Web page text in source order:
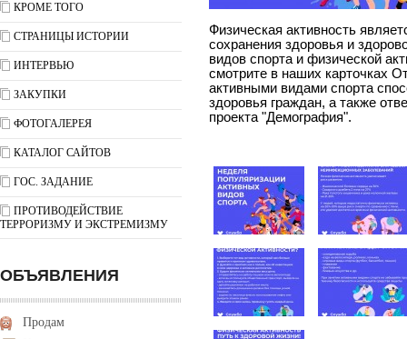
КРОМЕ ТОГО
СТРАНИЦЫ ИСТОРИИ
ИНТЕРВЬЮ
ЗАКУПКИ
ФОТОГАЛЕРЕЯ
КАТАЛОГ САЙТОВ
ГОС. ЗАДАНИЕ
ПРОТИВОДЕЙСТВИЕ
ТЕРРОРИЗМУ И ЭКСТРЕМИЗМУ
ОБЪЯВЛЕНИЯ
Продам
Физическая активность
сохранения здоровья и
видов спорта и физической
смотрите в наших карточках
активными видами спорта
здоровья граждан, а также
проекта "Демография".